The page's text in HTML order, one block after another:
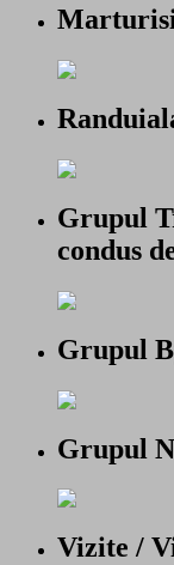
Grupul
condus
Grupul
Grupul
Vizite /